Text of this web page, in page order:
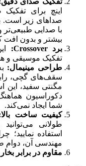
اینچ برای
صداهای زیر است.
با صدایی طبیعی‌تر
بیشتر و بدون افت
برد Crossover:
تفکیک موسیقی و
طراحی مینیمال:
سقف‌های گچی،
مگنتی سفید، این
دکوراسیون
شما ایجاد نمی‌کند.
کیفیت ساخت
طولانی
استفاده
مهندسی آن، دوام
مقاوم در برابر